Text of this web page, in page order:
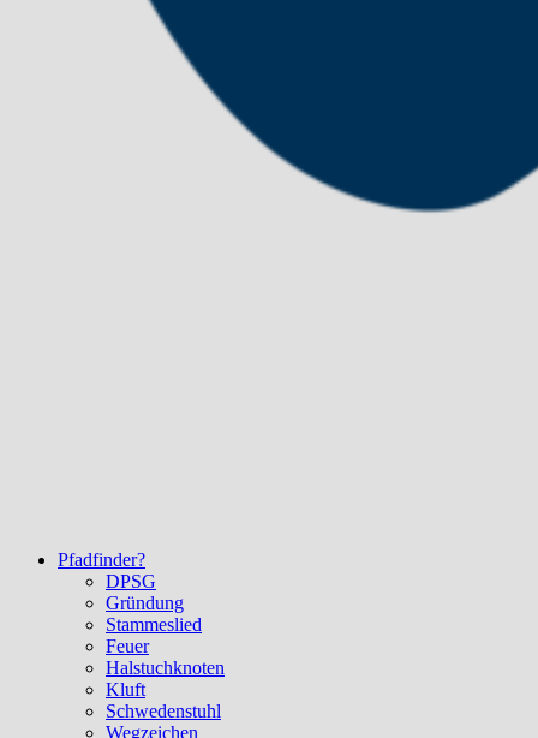
Pfadfinder?
DPSG
Gründung
Stammeslied
Feuer
Halstuchknoten
Kluft
Schwedenstuhl
Wegzeichen